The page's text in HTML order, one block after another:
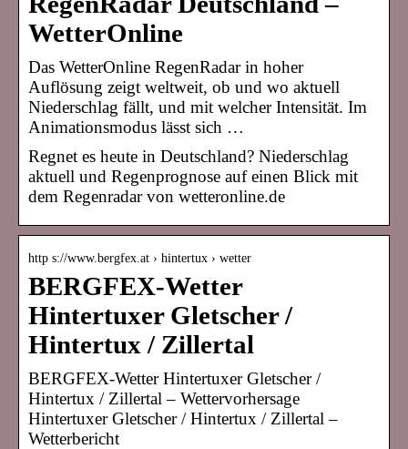
WetterOnline
Das WetterOnline RegenRadar in hoher
Auflösung zeigt weltweit, ob und wo aktuell
Niederschlag fällt, und mit welcher Intensität. Im
Animationsmodus lässt sich …
Regnet es heute in Deutschland? Niederschlag
aktuell und Regenprognose auf einen Blick mit
dem Regenradar von wetteronline.de
http s://www.bergfex.at › hintertux › wetter
BERGFEX-Wetter
Hintertuxer Gletscher /
Hintertux / Zillertal
BERGFEX-Wetter Hintertuxer Gletscher /
Hintertux / Zillertal – Wettervorhersage
Hintertuxer Gletscher / Hintertux / Zillertal –
Wetterbericht